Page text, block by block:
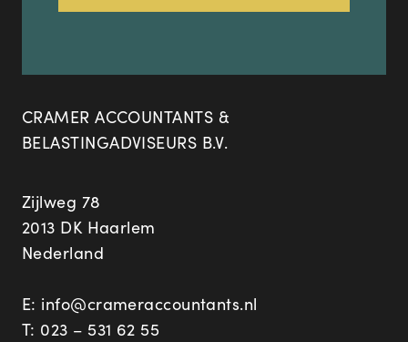
CRAMER ACCOUNTANTS &
BELASTINGADVISEURS B.V.
Zijlweg 78
2013 DK Haarlem
Nederland
E: info@crameraccountants.nl
T: 023 – 531 62 55